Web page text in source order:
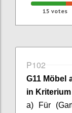
15 votes
P102
G11 Möbel
in
a) Für